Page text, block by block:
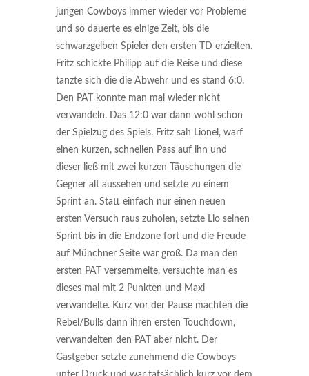
jungen Cowboys immer wieder vor Probleme
und so dauerte es einige Zeit, bis die
schwarzgelben Spieler den ersten TD erzielten.
Fritz schickte Philipp auf die Reise und diese
tanzte sich die die Abwehr und es stand 6:0.
Den PAT konnte man mal wieder nicht
verwandeln. Das 12:0 war dann wohl schon
der Spielzug des Spiels. Fritz sah Lionel, warf
einen kurzen, schnellen Pass auf ihn und
dieser ließ mit zwei kurzen Täuschungen die
Gegner alt aussehen und setzte zu einem
Sprint an. Statt einfach nur einen neuen
ersten Versuch raus zuholen, setzte Lio seinen
Sprint bis in die Endzone fort und die Freude
auf Münchner Seite war groß. Da man den
ersten PAT versemmelte, versuchte man es
dieses mal mit 2 Punkten und Maxi
verwandelte. Kurz vor der Pause machten die
Rebel/Bulls dann ihren ersten Touchdown,
verwandelten den PAT aber nicht. Der
Gastgeber setzte zunehmend die Cowboys